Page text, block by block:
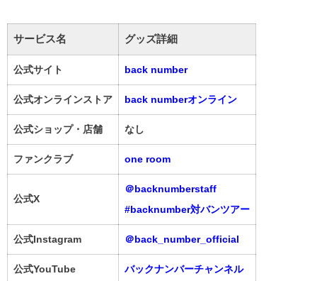
サービス名 グッズ詳細
公式サイト back number
公式オンラインストア back numberオンライン
公式ショップ・店舗 なし
ファンクラブ one room
公式X
＠backnumberstaff
#backnumber対バンツアー
公式Instagram ＠back_number_official
公式YouTube バックナンバーチャンネル